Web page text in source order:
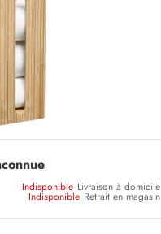
Indisponible Livraison à domicile
Indisponible Retrait en magasin